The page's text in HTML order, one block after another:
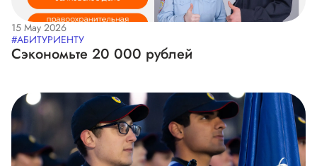
15 May 2026
#АБИТУРИЕНТУ
Сэкономьте 20 000 рублей